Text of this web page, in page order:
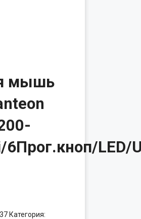
мышь
LED/
Категория: